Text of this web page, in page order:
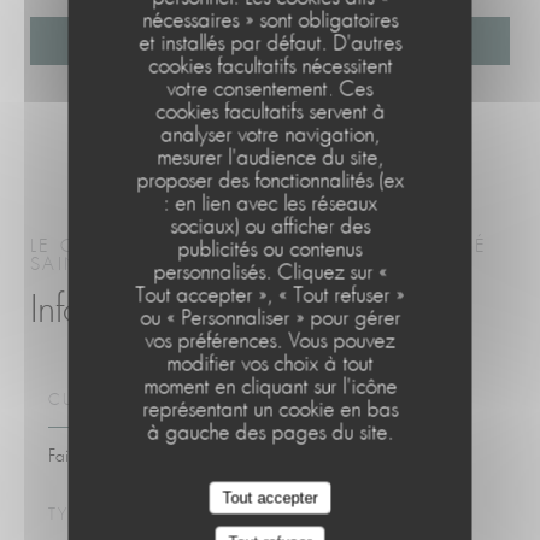
nécessaires » sont obligatoires
et installés par défaut. D'autres
cookies facultatifs nécessitent
votre consentement. Ces
cookies facultatifs servent à
analyser votre navigation,
mesurer l'audience du site,
proposer des fonctionnalités (ex
: en lien avec les réseaux
sociaux) ou afficher des
publicités ou contenus
personnalisés. Cliquez sur «
Tout accepter », « Tout refuser »
ou « Personnaliser » pour gérer
vos préférences. Vous pouvez
modifier vos choix à tout
moment en cliquant sur l'icône
représentant un cookie en bas
à gauche des pages du site.
Tout accepter
LE CAFÉ DE LA PLAGECUISINE DE MARCHÉ
SAINT-QUAY-PORTRIEUX
Infos pratiques
CUISINE
Fait maison, Produits frais
TYPE DE RESTAURANT
Le Café de la Plage